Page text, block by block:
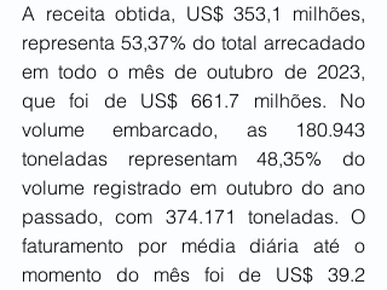
A receita obtida, US$ 353,1 milhões,
representa 53,37% do total arrecadado
em todo o mês de outubro de 2023,
que foi de US$ 661.7 milhões. No
volume embarcado, as 180.943
toneladas representam 48,35% do
volume registrado em outubro do ano
passado, com 374.171 toneladas. O
faturamento por média diária até o
momento do mês foi de US$ 39.2